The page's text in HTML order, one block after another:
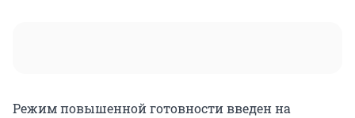
Режим повышенной готовности введен на